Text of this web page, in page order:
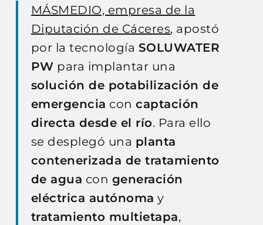
MÁSMEDIO, empresa de la
Diputación de Cáceres, apostó
por la tecnología SOLUWATER
PW para implantar una
solución de potabilización de
emergencia concaptación
directa desde el río. Para ello
se desplegó una planta
contenerizada de tratamiento
de agua con generación
eléctrica autónoma y
tratamiento multietapa,